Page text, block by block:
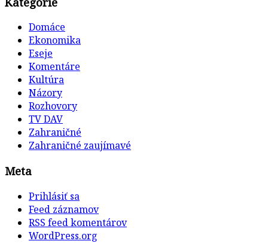
Domáce
Ekonomika
Eseje
Komentáre
Kultúra
Názory
Rozhovory
TV DAV
Zahraničné
Zahraničné zaujímavé
Meta
Prihlásiť sa
Feed záznamov
RSS feed komentárov
WordPress.org